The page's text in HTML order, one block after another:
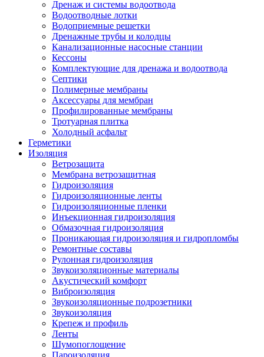
Дренаж и системы водоотвода
Водоотводные лотки
Водоприемные решетки
Дренажные трубы и колодцы
Канализационные насосные станции
Кессоны
Комплектующие для дренажа и водоотвода
Септики
Полимерные мембраны
Аксессуары для мембран
Профилированные мембраны
Тротуарная плитка
Холодный асфальт
Герметики
Изоляция
Ветрозащита
Мембрана ветрозащитная
Гидроизоляция
Гидроизоляционные ленты
Гидроизоляционные пленки
Инъекционная гидроизоляция
Обмазочная гидроизоляция
Проникающая гидроизоляция и гидропломбы
Ремонтные составы
Рулонная гидроизоляция
Звукоизоляционные материалы
Акустический комфорт
Виброизоляция
Звукоизоляционные подрозетники
Звукоизоляция
Крепеж и профиль
Ленты
Шумопоглощение
Пароизоляция